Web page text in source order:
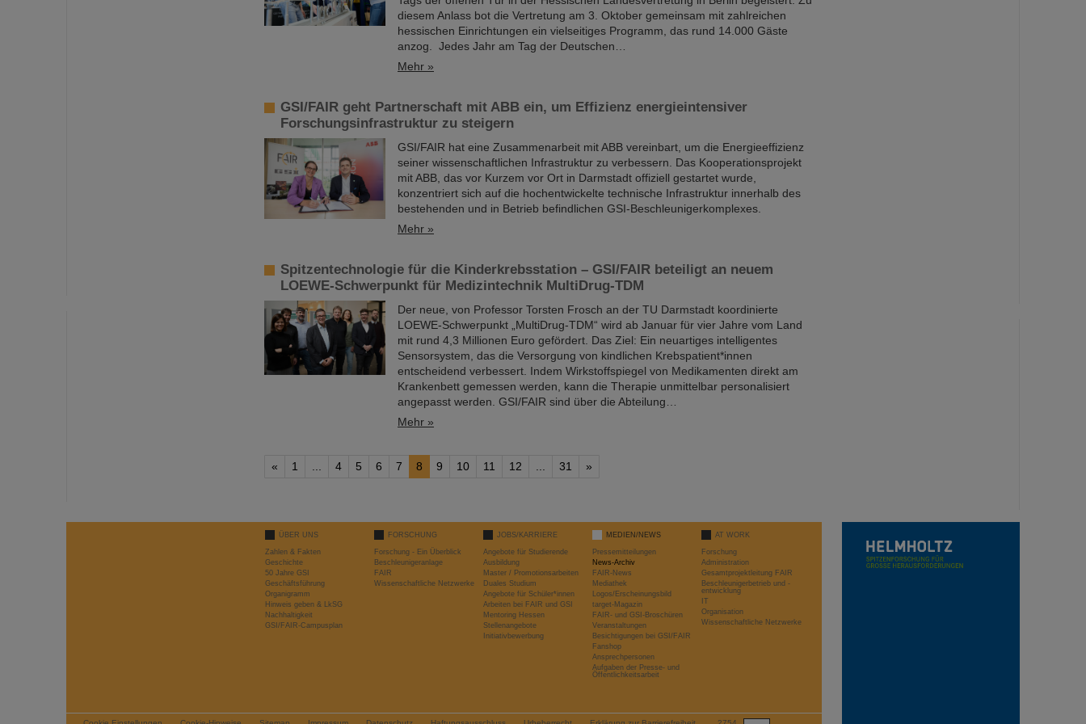
diesem Anlass bot die Vertretung am 3. Oktober gemeinsam mit zahlreichen
hessischen Einrichtungen ein vielseitiges Programm, das rund 14.000 Gäste
anzog. Jedes Jahr am Tag der Deutschen…
Mehr »
GSI/FAIR geht Partnerschaft mit ABB ein, um Effizienz energieintensiver
Forschungsinfrastruktur zu steigern
GSI/FAIR hat eine Zusammenarbeit mit ABB vereinbart, um die Energieeffizienz
seiner wissenschaftlichen Infrastruktur zu verbessern. Das Kooperationsprojekt
mit ABB, das vor Kurzem vor Ort in Darmstadt offiziell gestartet wurde,
konzentriert sich auf die hochentwickelte technische Infrastruktur innerhalb des
bestehenden und in Betrieb befindlichen GSI-Beschleunigerkomplexes.
Mehr »
Spitzentechnologie für die Kinderkrebsstation – GSI/FAIR beteiligt an neuem
LOEWE-Schwerpunkt für Medizintechnik MultiDrug-TDM
Der neue, von Professor Torsten Frosch an der TU Darmstadt koordinierte
LOEWE-Schwerpunkt „MultiDrug-TDM“ wird ab Januar für vier Jahre vom Land
mit rund 4,3 Millionen Euro gefördert. Das Ziel: Ein neuartiges intelligentes
Sensorsystem, das die Versorgung von kindlichen Krebspatient*innen
entscheidend verbessert. Indem Wirkstoffspiegel von Medikamenten direkt am
Krankenbett gemessen werden, kann die Therapie unmittelbar personalisiert
angepasst werden. GSI/FAIR sind über die Abteilung…
Mehr »
« 1 4 5 6 7 8 9 10 11 12 31 »
ÜBER UNS
Zahlen & Fakten
Geschichte
50 Jahre GSI
Geschäftsführung
Organigramm
Hinweis geben & LkSG
Nachhaltigkeit
GSI/FAIR-Campusplan
FORSCHUNG
Forschung - Ein Überblick
Beschleunigeranlage
FAIR
Wissenschaftliche Netzwerke
JOBS/KARRIERE
Angebote für Studierende
Ausbildung
Master / Promotionsarbeiten
Duales Studium
Angebote für Schüler*innen
Arbeiten bei FAIR und GSI
Mentoring Hessen
Stellenangebote
Initiativbewerbung
MEDIEN/NEWS
Pressemitteilungen
News-Archiv
FAIR-News
Mediathek
Logos/Erscheinungsbild
target-Magazin
FAIR- und GSI-Broschüren
Veranstaltungen
Besichtigungen bei GSI/FAIR
Fanshop
Ansprechpersonen
Aufgaben der Presse- und
Öffentlichkeitsarbeit
AT WORK
Forschung
Administration
Gesamtprojektleitung FAIR
Beschleunigerbetrieb und -
entwicklung
IT
Organisation
Wissenschaftliche Netzwerke